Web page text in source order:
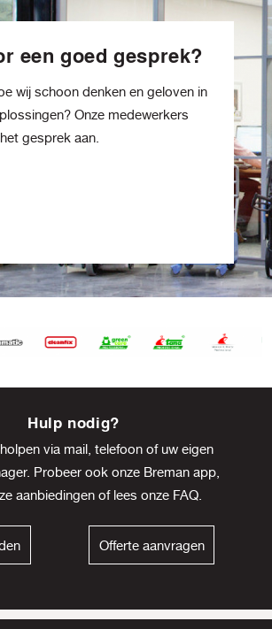
een goed gesprek?
wij schoon denken en geloven in
Onze medewerkers
gesprek aan.
Hulp nodig?
via mail, telefoon of uw eigen
Probeer ook onze Breman app,
aanbiedingenof lees onze FAQ.
Offerte aanvragen